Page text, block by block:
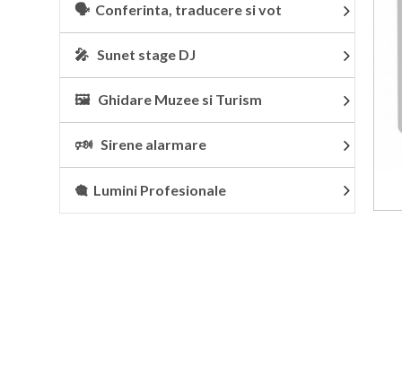
🗣 Conferinta, traducere si vot
🎤 Sunet stage DJ
🖼 Ghidare Muzee si Turism
🕬 Sirene alarmare
🎕 Lumini Profesionale